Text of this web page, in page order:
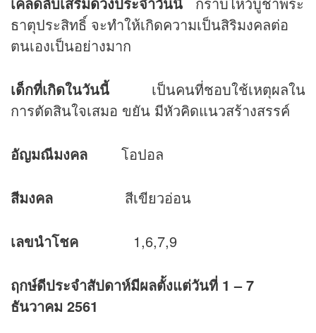
ธาตุประสิทธิ์ จะทำให้เกิดความเป็นสิริมงคลต่อ
ตนเองเป็นอย่างมาก
เด็กที่เกิดในวันนี้ เป็นคนที่ชอบใช้เหตุผลใน
การตัดสินใจเสมอ ขยัน มีหัวคิดแนวสร้างสรรค์
อัญมณีมงคล โอปอล
สีมงคล สีเขียวอ่อน
เลขนำโชค 1,6,7,9
ฤกษ์ดีประจำสัปดาห์มีผลตั้งแต่วันที่ 1 – 7
ธันวาคม 2561